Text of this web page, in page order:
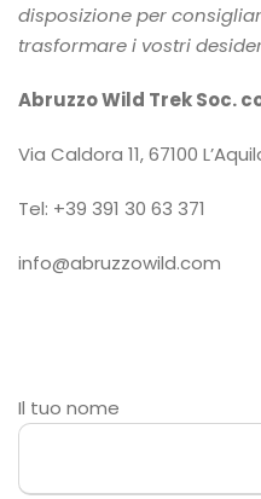
disposizione per
trasformare i vostri
Abruzzo Wild Trek Soc.
Via Caldora 11, 67100
Tel: +39 391 30 63 371
info@abruzzowild.com
Il tuo nome